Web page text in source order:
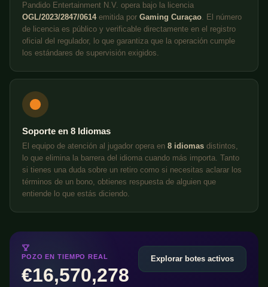
Pandido Entertainment N.V. opera bajo la licencia
OGL/2023/2847/0614emitida por Gaming Curaçao. El número
de licencia es público y verificable directamente en el registro
oficial del regulador, lo que garantiza que la operación cumple
los estándares de supervisión exigidos.
Soporte en 8 Idiomas
El equipo de atención al jugador opera en 8 idiomas distintos,
lo que elimina la barrera del idioma cuando más importa. Tanto
si tienes una duda sobre un retiro como si necesitas aclarar los
términos de un bono, obtienes respuesta de alguien que
entiende lo que estás diciendo.
POZO EN TIEMPO REAL
€16,570,278
Explorar botes activos